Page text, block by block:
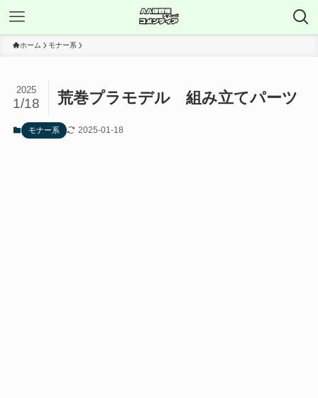
ホーム モナー系
荒巻プラモデル 組み立てパーツ
2025
1/18
モナー系 2025-01-18